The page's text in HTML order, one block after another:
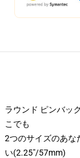
ラウンド ピンバッ
こでも
2つのサイズのあな
い(2.25"/57mm)